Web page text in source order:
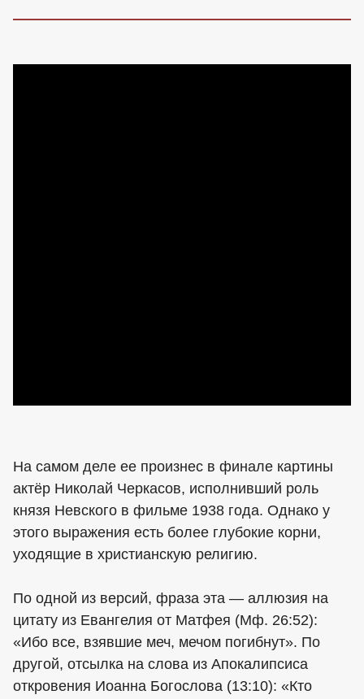
На самом деле ее произнес в финале картины
актёр Николай Черкасов, исполнивший роль
князя Невского в фильме 1938 года. Однако у
этого выражения есть более глубокие корни,
уходящие в христианскую религию.
По одной из версий, фраза эта — аллюзия на
цитату из Евангелия от Матфея (Мф. 26:52):
«Ибо все, взявшие меч, мечом погибнут». По
другой, отсылка на слова из Апокалипсиса
откровения Иоанна Богослова (13:10): «Кто